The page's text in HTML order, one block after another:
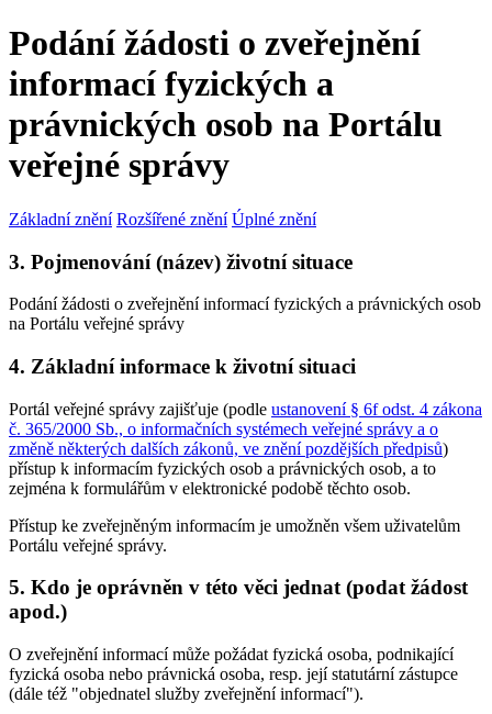
Podání žádosti o zveřejnění
informací fyzických a
právnických osob na Portálu
veřejné správy
Základní znění Rozšířené znění Úplné znění
3. Pojmenování (název) životní situace
Podání žádosti o zveřejnění informací fyzických a právnických osob
na Portálu veřejné správy
4. Základní informace k životní situaci
Portál veřejné správy zajišťuje (podle ustanovení § 6f odst. 4 zákona
č. 365/2000 Sb., o informačních systémech veřejné správy a o
změně některých dalších zákonů, ve znění pozdějších předpisů)
přístup k informacím fyzických osob a právnických osob, a to
zejména k formulářům v elektronické podobě těchto osob.
Přístup ke zveřejněným informacím je umožněn všem uživatelům
Portálu veřejné správy.
5. Kdo je oprávněn v této věci jednat (podat žádost
apod.)
O zveřejnění informací může požádat fyzická osoba, podnikající
fyzická osoba nebo právnická osoba, resp. její statutární zástupce
(dále též "objednatel služby zveřejnění informací").